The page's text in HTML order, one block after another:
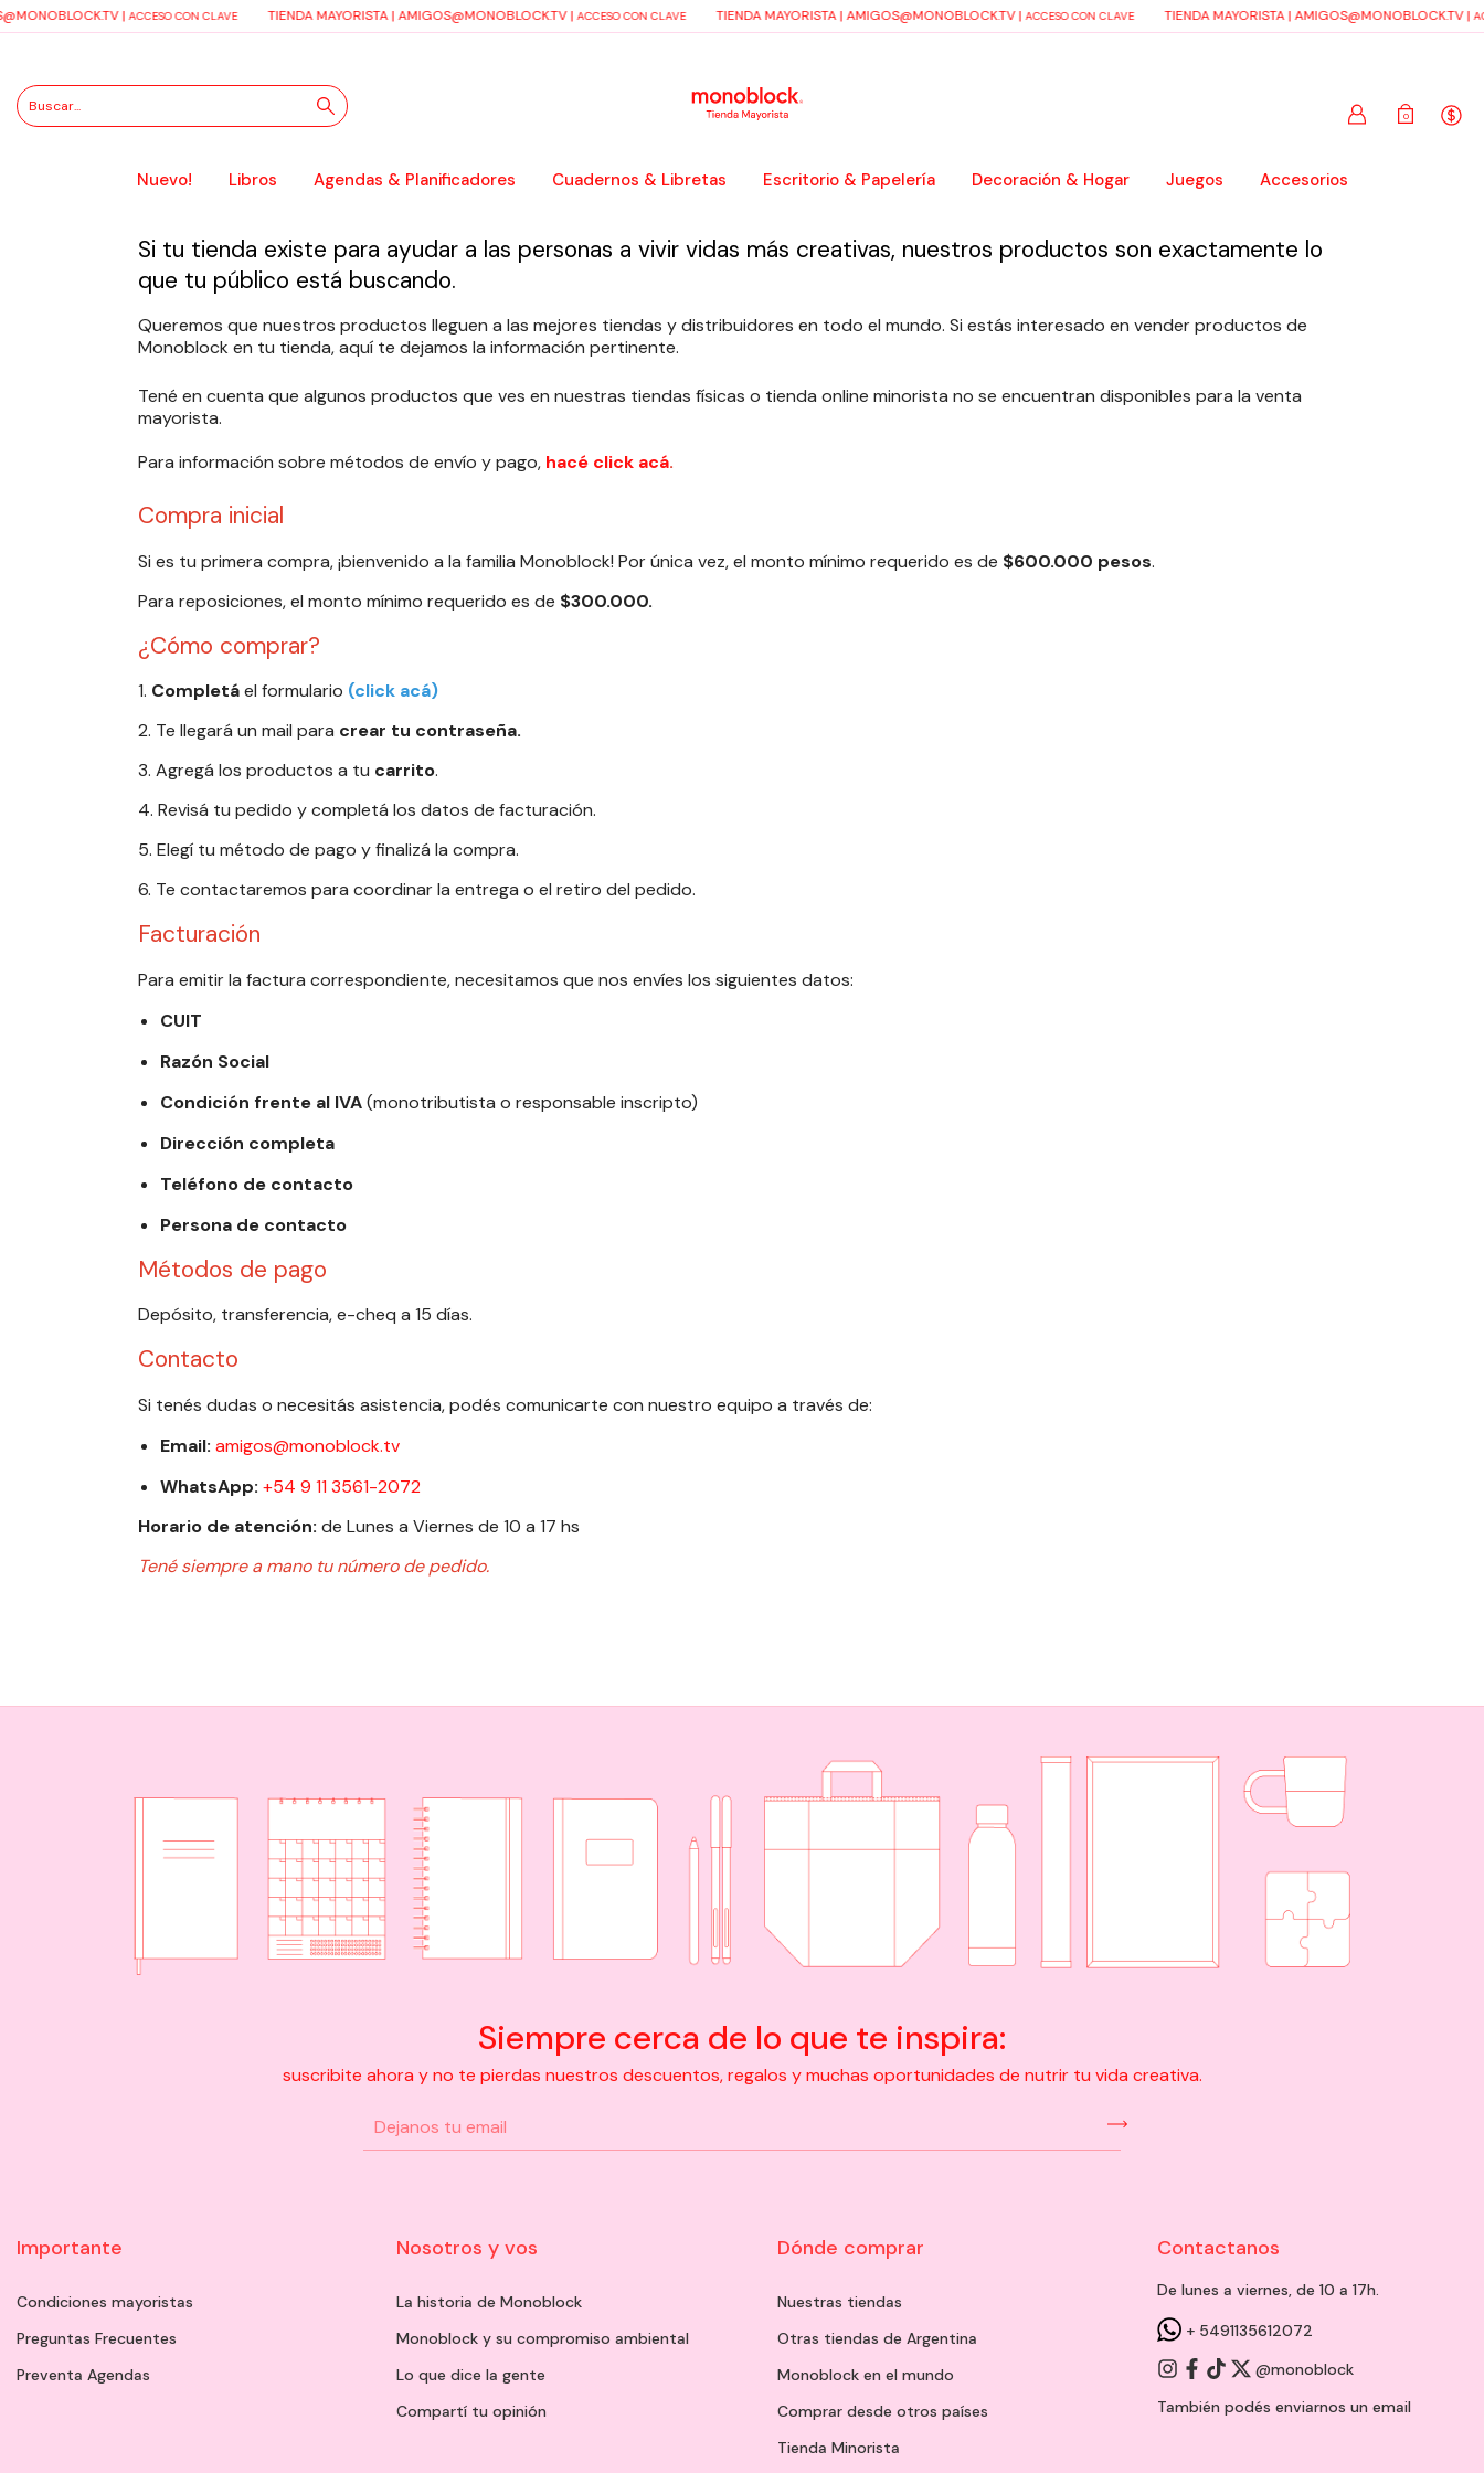
| ACCESO CON CLAVE TIENDA MAYORISTA |AMIGOS@MONOBLOCK.TV| ACCESO CON CLAVE TIENDA MAYORISTA |AMIGOS@MONOBLOCK.TV| ACCESO CON CLAVE TIENDA MAYORISTA |AMIGOS@MONOBLOCK.TV|
0
Nuevo! Libros Agendas & Planificadores Cuadernos & Libretas Escritorio & Papelería Decoración & Hogar Juegos Accesorios
Si tu tienda existe para ayudar a las personas a vivir vidas más creativas, nuestros productos son exactamente lo
que tu público está buscando.
Queremos que nuestros productos lleguen a las mejores tiendas y distribuidores en todo el mundo. Si estás interesado en vender productos de
Monoblock en tu tienda, aquí te dejamos la información pertinente.
Tené en cuenta que algunos productos que ves en nuestras tiendas físicas o tienda online minorista no se encuentran disponibles para la venta
mayorista.
Para información sobre métodos de envío y pago, hacé click acá.
Compra inicial
Si es tu primera compra, ¡bienvenido a la familia Monoblock! Por única vez, el monto mínimo requerido es de $600.000 pesos.
Para reposiciones, el monto mínimo requerido es de $300.000.
¿Cómo comprar?
1. Completáel formulario (click acá)
2. Te llegará un mail para crear tu contraseña.
3. Agregá los productos a tu carrito.
4. Revisá tu pedido y completá los datos de facturación.
5. Elegí tu método de pago y finalizá la compra.
6. Te contactaremos para coordinar la entrega o el retiro del pedido.
Facturación
Para emitir la factura correspondiente, necesitamos que nos envíes los siguientes datos:
CUIT
Razón Social
Condición frente al IVA(monotributista o responsable inscripto)
Dirección completa
Teléfono de contacto
Persona de contacto
Métodos de pago
Depósito, transferencia, e-cheq a 15 días.
Contacto
Si tenés dudas o necesitás asistencia, podés comunicarte con nuestro equipo a través de:
Email: amigos@monoblock.tv
WhatsApp: +54 9 11 3561-2072
Horario de atención: de Lunes a Viernes de 10 a 17 hs
Tené siempre a mano tu número de pedido.
Siempre cerca de lo que te inspira:
suscribite ahora y no te pierdas nuestros descuentos, regalos y muchas oportunidades de nutrir tu vida creativa.
Importante
Condiciones mayoristas
Preguntas Frecuentes
Preventa Agendas
Nosotros y vos
La historia de Monoblock
Monoblock y su compromiso ambiental
Lo que dice la gente
Compartí tu opinión
Dónde comprar
Nuestras tiendas
Otras tiendas de Argentina
Monoblock en el mundo
Comprar desde otros países
Tienda Minorista
Contactanos
De lunes a viernes, de 10 a 17h.
+ 5491135612072
@monoblock
También podés enviarnos un email